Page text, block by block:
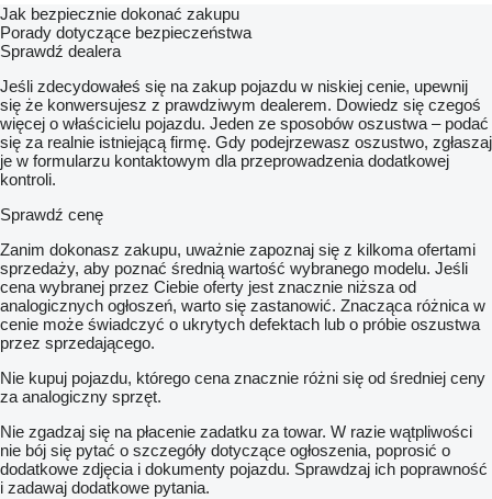
Oferta od: firmy
Stan techniczny: nieuszkodzony
marka: Inna
Opryskiwacze zawieszane to maszyny
które są przeznaczone do wykonywania zabiegów chemicznej
ochrony oraz mineralnego nawożenia roślin w uprawach
polowych
Zastosowane rozwiązania pozwalają na łatwą obsługę oraz
uzyskanie dużej wydajności pracy przy jak jej najmniejszym
możliwym nakładzie
Wyposażenie standardowe
zbiornik typu włoskiego
wyższa prowadnica
nowoczesna konstrukcja
rozdzielacz stałociśnieniowy FERMO
mieszadło
manometr
rozswadniacz środków chemicznych
mechaniczna regulacja belki
zbiorniczek na czystą wodę
pompa przeponowa POLSKA
solidny zbiornik wykonany z tworzywa polietylenu LLD-PE
zaworek odcinający
gwarancja 24 miesięce - producent
instrukcja obsługi wraz z katalogiem części zamiennych
Jak bezpiecznie dokonać zakupu
Porady dotyczące bezpieczeństwa
Sprawdź dealera
Jeśli zdecydowałeś się na zakup pojazdu w niskiej cenie, upewnij
się że konwersujesz z prawdziwym dealerem. Dowiedz się czegoś
więcej o właścicielu pojazdu. Jeden ze sposobów oszustwa – podać
się za realnie istniejącą firmę. Gdy podejrzewasz oszustwo, zgłaszaj
je w formularzu kontaktowym dla przeprowadzenia dodatkowej
kontroli.
Sprawdź cenę
Zanim dokonasz zakupu, uważnie zapoznaj się z kilkoma ofertami
sprzedaży, aby poznać średnią wartość wybranego modelu. Jeśli
cena wybranej przez Ciebie oferty jest znacznie niższa od
analogicznych ogłoszeń, warto się zastanowić. Znacząca różnica w
cenie może świadczyć o ukrytych defektach lub o próbie oszustwa
przez sprzedającego.
Nie kupuj pojazdu, którego cena znacznie różni się od średniej ceny
za analogiczny sprzęt.
Nie zgadzaj się na płacenie zadatku za towar. W razie wątpliwości
nie bój się pytać o szczegóły dotyczące ogłoszenia, poprosić o
dodatkowe zdjęcia i dokumenty pojazdu. Sprawdzaj ich poprawność
i zadawaj dodatkowe pytania.